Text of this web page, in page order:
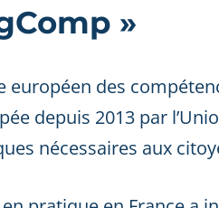
»
européen des
depuis 2013 par
nécessaires aux